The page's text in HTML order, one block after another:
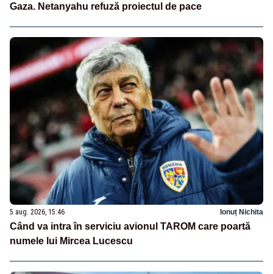
Gaza. Netanyahu refuză proiectul de pace
5 aug. 2026, 15:46 Ionuț Nichita
Când va intra în serviciu avionul TAROM care poartă
numele lui Mircea Lucescu